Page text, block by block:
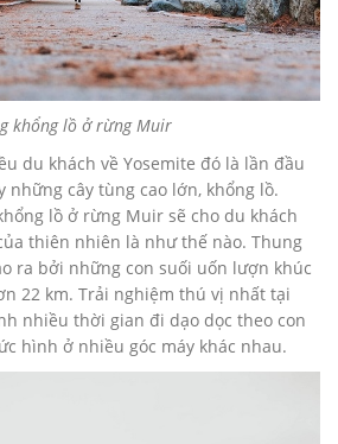
khổng lồ ở rừng Muir
du khách về Yosemite đó là lần đầu
cây tùng cao lớn, khổng lồ.
lồ ở rừng Muir sẽ cho du khách
thiên nhiên là như thế nào. Thung
ra bởi những con suối uốn lượn khúc
22 km. Trải nghiệm thú vị nhất tại
nhiều thời gian đi dạo dọc theo con
hình ở nhiều góc máy khác nhau.